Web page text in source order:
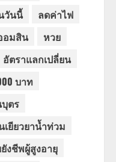
วันนี้
ลดค่าไฟ
อมสิน
หวย
อัตราแลกเปลี่ยน
บาท
ตร
เยียวยาน้ำท่วม
ยังชีพผู้สูงอายุ